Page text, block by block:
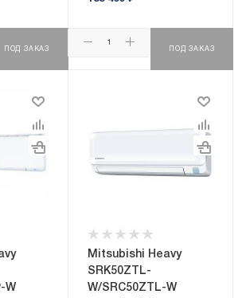
ПОД ЗАКАЗ ПОД ЗАКАЗ
W
Mitsubishi Heavy
SRK50ZTL-
W/SRC50ZTL-W